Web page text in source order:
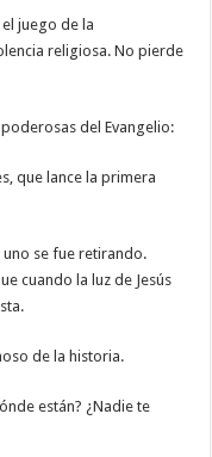
juego de la
religiosa. No pierde
del Evangelio:
que lance la primera
se fue retirando.
cuando la luz de Jesús
de la historia.
están? ¿Nadie te